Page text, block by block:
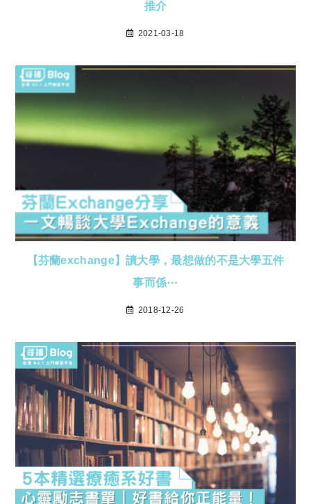
推介
2021-03-18
【芬蘭exchange】讀大學，最想做的不是大學五件
事而係⋯
2018-12-26